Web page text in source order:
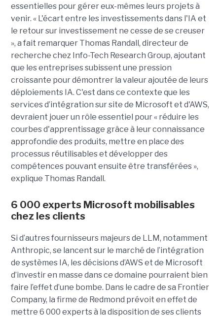
essentielles pour gérer eux-mêmes leurs projets à
venir. « L'écart entre les investissements dans l'IA et
le retour sur investissement ne cesse de se creuser
», a fait remarquer Thomas Randall, directeur de
recherche chez Info-Tech Research Group, ajoutant
que les entreprises subissent une pression
croissante pour démontrer la valeur ajoutée de leurs
déploiements IA. C'est dans ce contexte que les
services d’intégration sur site de Microsoft et d'AWS,
devraient jouer un rôle essentiel pour « réduire les
courbes d'apprentissage grâce à leur connaissance
approfondie des produits, mettre en place des
processus réutilisables et développer des
compétences pouvant ensuite être transférées »,
explique Thomas Randall.
6 000 experts Microsoft mobilisables
chez les clients
Si d’autres fournisseurs majeurs de LLM, notamment
Anthropic, se lancent sur le marché de l’intégration
de systèmes IA, les décisions d’AWS et de Microsoft
d’investir en masse dans ce domaine pourraient bien
faire l’effet d’une bombe. Dans le cadre de sa Frontier
Company, la firme de Redmond prévoit en effet de
mettre 6 000 experts à la disposition de ses clients